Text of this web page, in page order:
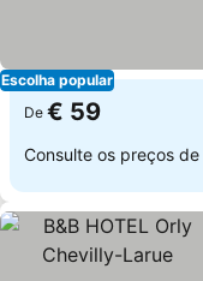
Escolha popular
De € 59
Consulte os preços de